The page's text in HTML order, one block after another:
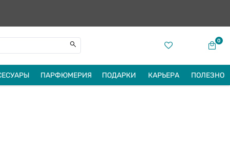
0
ПАРФЮМЕРИЯ ПОДАРКИ КАРЬЕРА ПОЛЕЗНО